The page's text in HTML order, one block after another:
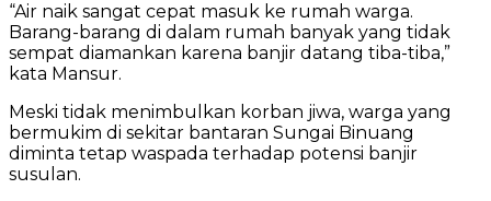
“Air naik sangat cepat masuk ke rumah warga.
Barang-barang di dalam rumah banyak yang tidak
sempat diamankan karena banjir datang tiba-tiba,”
kata Mansur.
Meski tidak menimbulkan korban jiwa, warga yang
bermukim di sekitar bantaran Sungai Binuang
diminta tetap waspada terhadap potensi banjir
susulan.